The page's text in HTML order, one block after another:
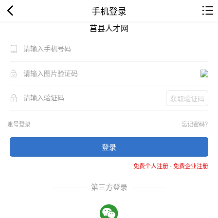
手机登录
莒县人才网
获取验证码
账号登录 忘记密码？
登录
免费个人注册-免费企业注册
第三方登录